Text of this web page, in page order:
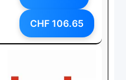
CHF 106.65